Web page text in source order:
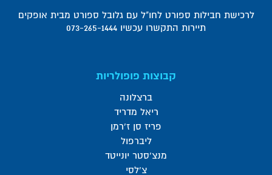
לרכישת חבילות ספורט לחו"ל עם גלובל ספורט מבית אופקים
תיירות התקשרו עכשיו 073-265-1444
קבוצות פופולריות
ברצלונה
ריאל מדריד
פריז סן ז'רמן
ליברפול
מנצ'סטר יונייטד
צ'לסי